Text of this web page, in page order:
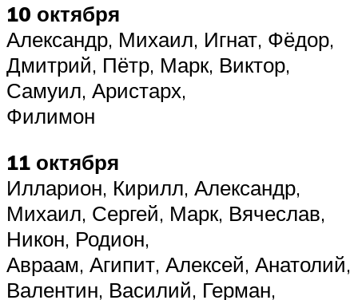
10 октября
Александр, Михаил, Игнат, Фёдор,
Дмитрий, Пётр, Марк, Виктор,
Самуил, Аристарх,
Филимон
11 октября
Илларион, Кирилл, Александр,
Михаил, Сергей, Марк, Вячеслав,
Никон, Родион,
Авраам, Агипит, Алексей, Анатолий,
Валентин, Василий, Герман,